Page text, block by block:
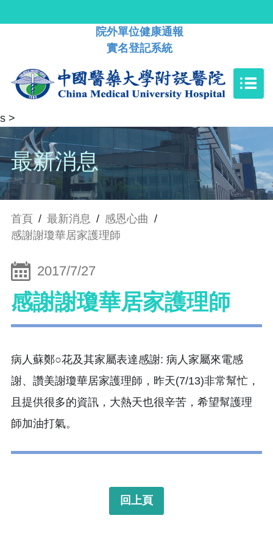
院外單位健康通報
實名登記系統
s >
最新消息
首頁 / 最新消息 / 感恩心曲 /
感謝謝瓊華居家護理師
2017/7/27
感謝謝瓊華居家護理師
病人蘇鄭○花及其家屬表達感謝: 病人家屬來電感
謝、讚美謝瓊華居家護理師，昨天(7/13)非常幫忙，
且提供很多的資訊，大熱天也很辛苦，希望幫護理
師加油打氣。
回上頁